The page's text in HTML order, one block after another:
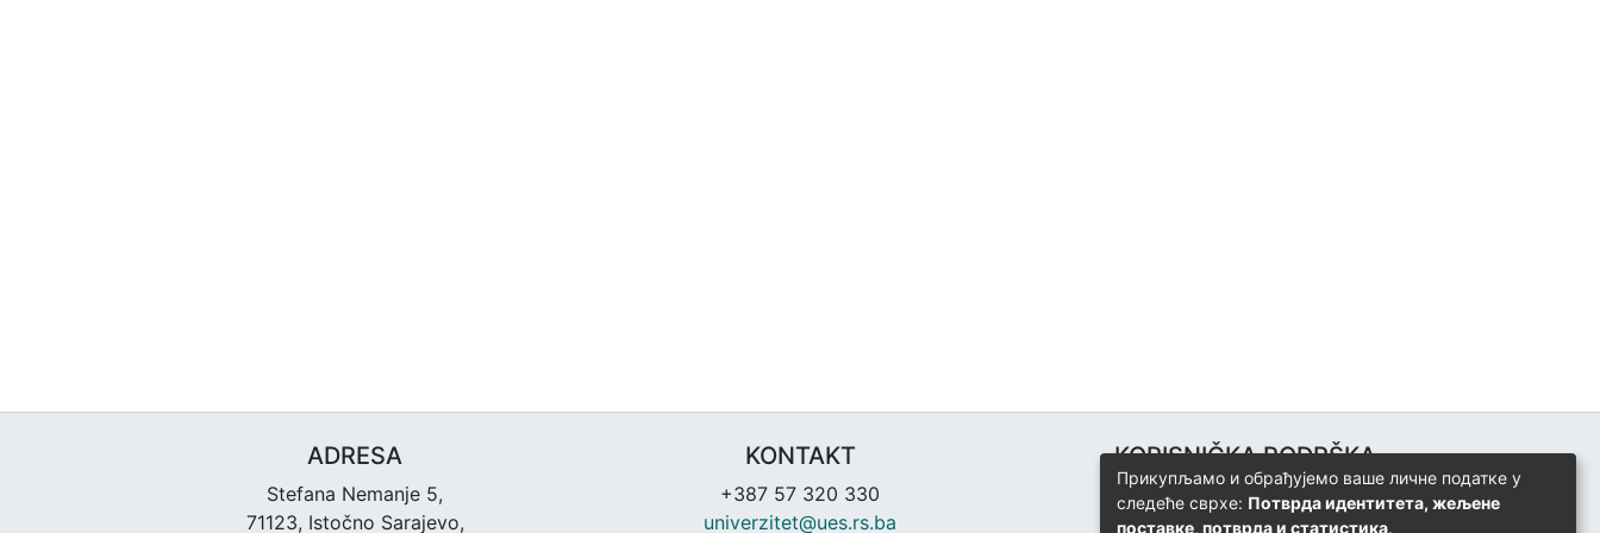
ADRESA
Stefana Nemanje 5,
71123, Istočno Sarajevo,
KONTAKT
+387 57 320 330
univerzitet@ues.rs.ba
KORISNIČKA PODRŠKA
Univerzitetski računarski centar
+387 57 320 140
Прикупљамо и обрађујемо ваше личне податке у
следеће сврхе: Потврда идентитета, жељене
поставке, потврда и статистика.